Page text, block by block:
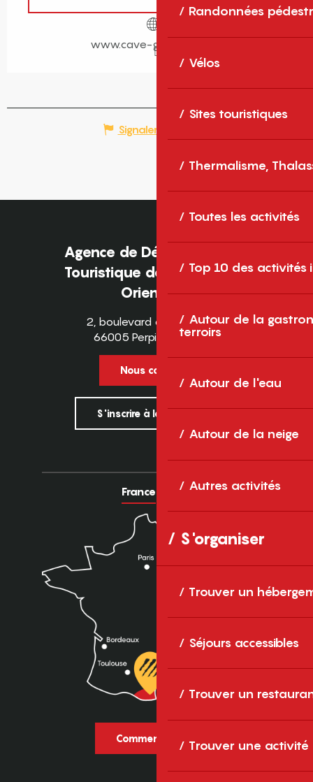
Randonnées
Vélos
Sites touristiques
Thermalisme,
Toutes les activités
Top 10 des activités
Autour de la
terroirs
Autour de l'eau
Autour de la neige
Autres activités
S'organiser
Trouver un
Séjours accessibles
Trouver un
Trouver une activité
www.cave-gustumo.com
Signaler une erreur
Agence de Développement
Touristique des Pyrénées-
Orientales
2, boulevard des Pyrénées
66005 Perpignan Cedex
Nous contacter
S'inscrire à la newsletter
France Europe
Comment venir ?